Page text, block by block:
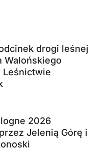
drogi leśnej
Walońskiego
Leśnictwie
2026
Jelenią Górę i